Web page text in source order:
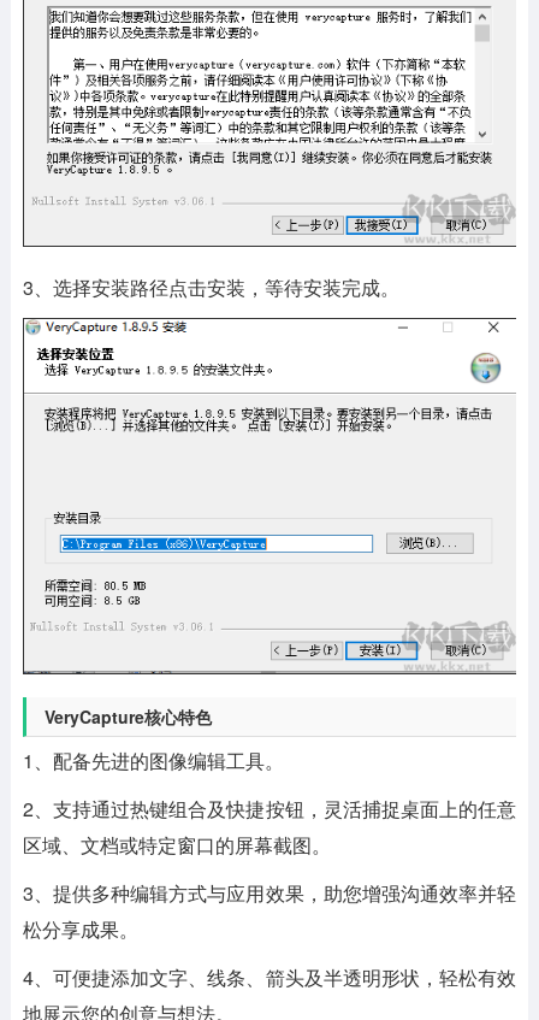
3、选择安装路径点击安装，等待安装完成。
VeryCapture核心特色
1、配备先进的图像编辑工具。
2、支持通过热键组合及快捷按钮，灵活捕捉桌面上的任意
区域、文档或特定窗口的屏幕截图。
3、提供多种编辑方式与应用效果，助您增强沟通效率并轻
松分享成果。
4、可便捷添加文字、线条、箭头及半透明形状，轻松有效
地展示您的创意与想法。